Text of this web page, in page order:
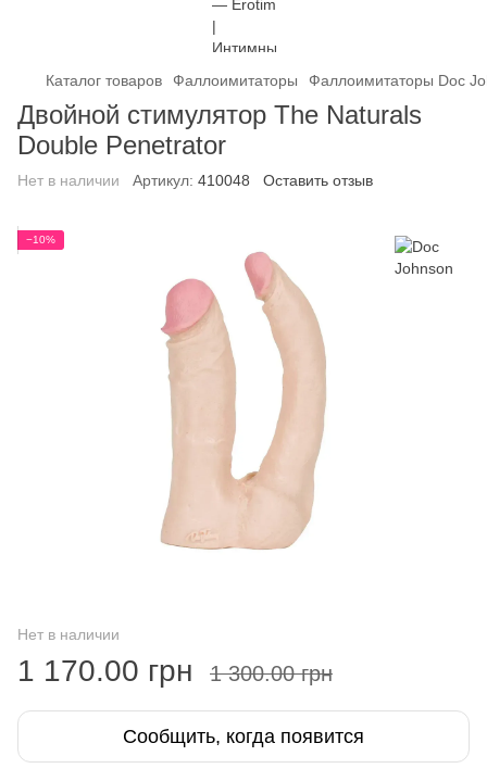
Каталог товаров Фаллоимитаторы Фаллоимитаторы Doc
Двойной стимулятор The Naturals
Double Penetrator
Нет в наличии Артикул: 410048 Оставить отзыв
−10%
Нет в наличии
1 170.00 грн 1 300.00 грн
Сообщить, когда появится